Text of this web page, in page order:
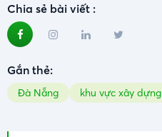
Chia sẻ bài viết :
Gắn thẻ:
Đà Nẵng khu vực xây dựng